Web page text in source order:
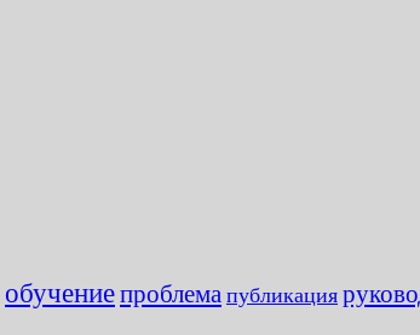
обучениепроблема публикация